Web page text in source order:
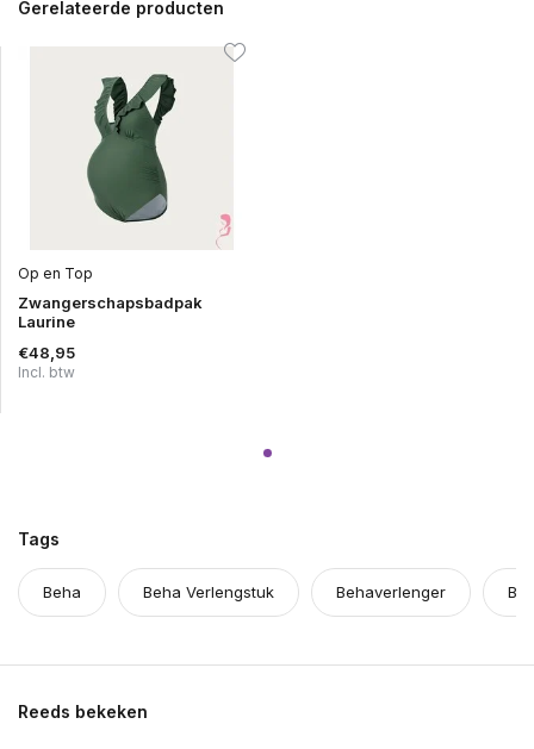
Gerelateerde producten
Op en Top
Zwangerschapsbadpak
Laurine
€48,95
Incl. btw
Tags
Beha Beha Verlengstuk Behaverlenger BH
Reeds bekeken